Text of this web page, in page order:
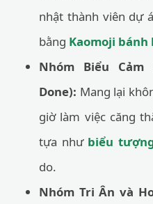
nhật thành viên dự
bằng Kaomoji
Nhóm Biểu Cảm
Done): Mang lại
giờ làm việc căng
tựa như biểu
do.
Nhóm Tri Ân và